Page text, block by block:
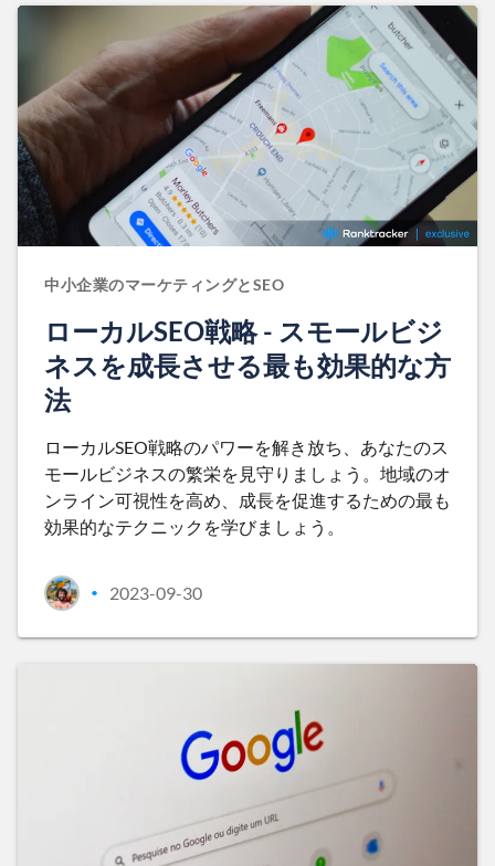
中小企業のマーケティングとSEO
ローカルSEO戦略 - スモールビジ
ネスを成長させる最も効果的な方
法
ローカルSEO戦略のパワーを解き放ち、あなたのス
モールビジネスの繁栄を見守りましょう。地域のオ
ンライン可視性を高め、成長を促進するための最も
効果的なテクニックを学びましょう。
• 2023-09-30